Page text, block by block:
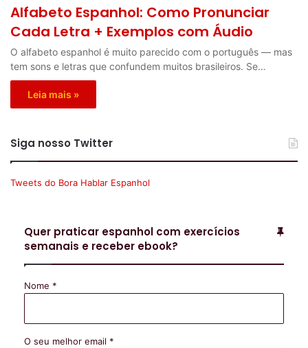
Alfabeto Espanhol: Como Pronunciar
Cada Letra + Exemplos com Áudio
O alfabeto espanhol é muito parecido com o português — mas
tem sons e letras que confundem muitos brasileiros. Se…
Leia mais »
Siga nosso Twitter
Tweets do Bora Hablar Espanhol
Quer praticar espanhol com exercícios
semanais e receber ebook?
Nome *
O seu melhor email *